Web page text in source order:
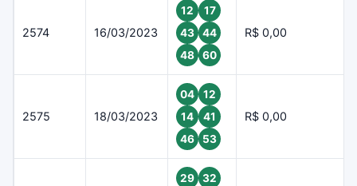
2574 16/03/2023
12
17
43
44
48
60
R$ 0,00
2575 18/03/2023
04
12
14
41
46
53
R$ 0,00
29
32